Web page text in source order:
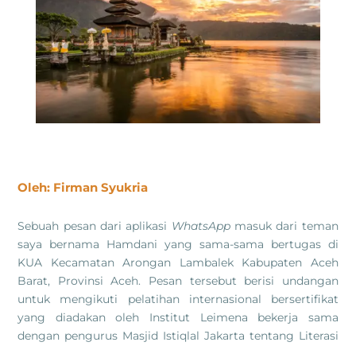
Oleh: Firman Syukria
Sebuah pesan dari aplikasi WhatsAppmasuk dari teman
saya bernama Hamdani yang sama-sama bertugas di
KUA Kecamatan Arongan Lambalek Kabupaten Aceh
Barat, Provinsi Aceh. Pesan tersebut berisi undangan
untuk mengikuti pelatihan internasional bersertifikat
yang diadakan oleh Institut Leimena bekerja sama
dengan pengurus Masjid Istiqlal Jakarta tentang Literasi